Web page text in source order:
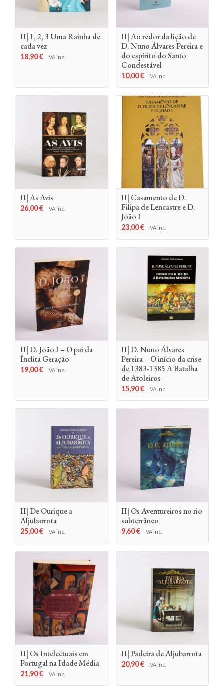
II| 1, 2, 3 Uma Rainha de
cada vez
18,90€ IVA inc.
II| Ao redor da lição de
D. Nuno Álvares Pereira e
do espírito do Santo
Condestável
10,00€ IVA inc.
II| As Avis
26,00€ IVA inc.
II| Casamento de D.
Filipa de Lencastre e D.
João I
23,00€ IVA inc.
II| D. João I – O pai da
Ínclita Geração
19,00€ IVA inc.
II| D. Nuno Álvares
Pereira – O início da crise
de 1383-1385 A Batalha
de Atoleiros
15,90€ IVA inc.
II| De Ourique a
Aljubarrota
25,00€ IVA inc.
II| Os Aventureiros no rio
subterrâneo
9,60€ IVA inc.
II| Os Intelectuais em
Portugal na Idade Média
21,90€ IVA inc.
II| Padeira de Aljubarrota
20,90€ IVA inc.